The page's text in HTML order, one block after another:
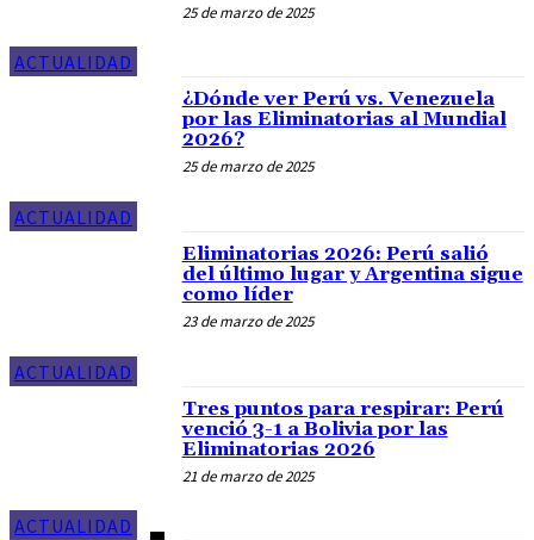
ACTUALIDAD
25 de marzo de 2025
ACTUALIDAD
¿Dónde ver Perú vs. Venezuela
por las Eliminatorias al Mundial
2026?
25 de marzo de 2025
ACTUALIDAD
Eliminatorias 2026: Perú salió
del último lugar y Argentina sigue
como líder
23 de marzo de 2025
ACTUALIDAD
Tres puntos para respirar: Perú
venció 3-1 a Bolivia por las
Eliminatorias 2026
21 de marzo de 2025